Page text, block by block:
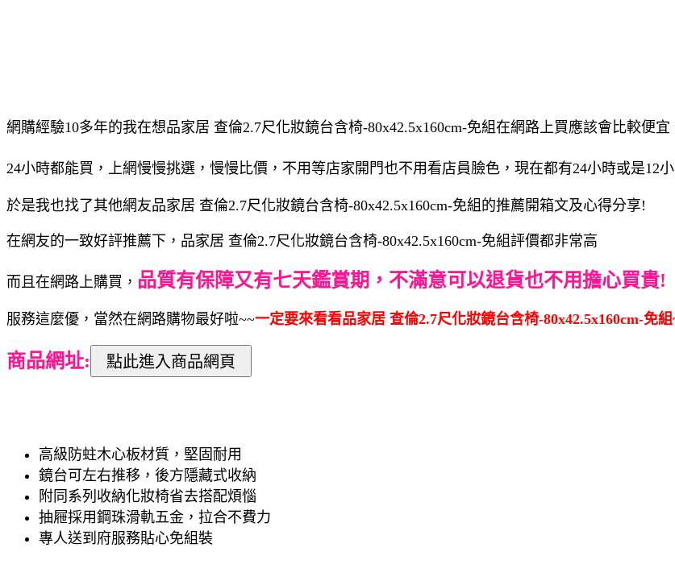
網購經驗10多年的我在想品家居 查倫2.7尺化妝鏡台含椅-80x42.5x160cm-免組在網路上買應該會比較便
24小時都能買，上網慢慢挑選，慢慢比價，不用等店家開門也不用看店員臉色，現在都有24小時或是12
於是我也找了其他網友品家居 查倫2.7尺化妝鏡台含椅-80x42.5x160cm-免組的推薦開箱文及心得分享!
在網友的一致好評推薦下，品家居 查倫2.7尺化妝鏡台含椅-80x42.5x160cm-免組評價都非常高
而且在網路上購買， 品質有保障又有七天鑑賞期，不滿意可以退貨也不用擔心買貴!
服務這麼優，當然在網路購物最好啦~~一定要來看看品家居 查倫2.7尺化妝鏡台含椅-80x42.5x160cm-免組
商品網址:
高級防蛀木心板材質，堅固耐用
鏡台可左右推移，後方隱藏式收納
附同系列收納化妝椅省去搭配煩惱
抽屜採用鋼珠滑軌五金，拉合不費力
專人送到府服務貼心免組裝